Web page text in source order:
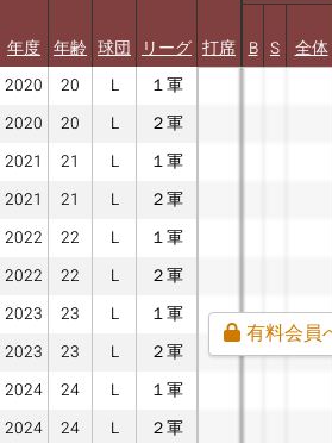
年度 年齢 球団 リーグ 打席 B S 全体
2020
20 L
１軍
2020
20 L
２軍
2021
21 L
１軍
2021
21 L
２軍
2022
22 L
１軍
2022
22 L
２軍
2023
23 L
１軍
2023
23 L
２軍
2024
24 L
１軍
2024
24 L
２軍
有料会員